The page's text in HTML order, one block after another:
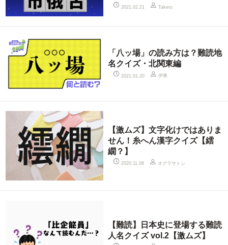
2021.02.21 Takeru
「八ッ場」の読み方は？難読地
名クイズ・北関東編
2021.01.20 伊東
【激ムズ】文字化けではありま
せん！糸へん漢字クイズ【繧
繝？】
2020.11.08 オグラサトシ
【難読】日本史に登場する難読
人名クイズ vol.2【激ムズ】